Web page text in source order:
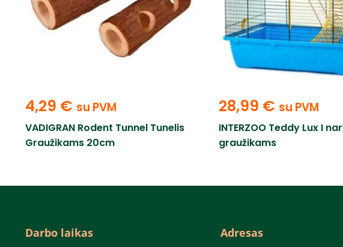
4,29 € su PVM
VADIGRAN Rodent Tunnel Tunelis
Graužikams 20cm
28,99 € su PVM
INTERZOO Teddy Lux I
graužikams
Darbo laikas Adresas